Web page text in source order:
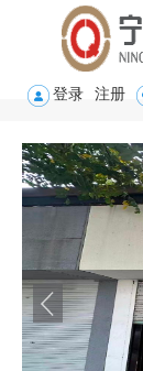
登录 注册